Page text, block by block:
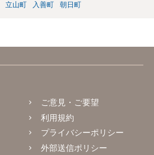
立山町 入善町 朝日町
ご意見・ご要望
利用規約
プライバシーポリシー
外部送信ポリシー